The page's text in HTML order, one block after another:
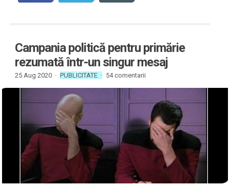
Campania politică pentru primărie
rezumată într-un singur mesaj
25 Aug 2020 · PUBLICITATE · 54 comentarii